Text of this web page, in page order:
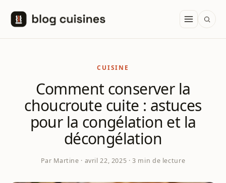
CUISINE
Comment conserver la
choucroute cuite : astuces
pour la congélation et la
décongélation
Par Martine · avril 22, 2025 · 3 min de lecture